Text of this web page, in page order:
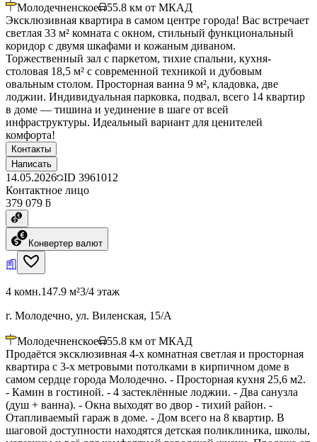
Молодечненское 55.8 км от МКАД
Эксклюзивная квартира в самом центре города! Вас встречает
светлая 33 м² комната с окном, стильный функциональный
коридор с двумя шкафами и кожаным диваном.
Торжественный зал с паркетом, тихие спальни, кухня-
столовая 18,5 м² с современной техникой и дубовым
овальным столом. Просторная ванна 9 м², кладовка, две
лоджии. Индивидуальная парковка, подвал, всего 14 квартир
в доме — тишина и уединение в шаге от всей
инфраструктуры. Идеальный вариант для ценителей
комфорта!
Контакты
Написать
14.05.2026 ID 3961012
Контактное лицо
379 079 ƃ
Конвертер валют
4 комн.147.9 м²3/4 этаж
г. Молодечно, ул. Виленская, 15/А
Молодечненское 55.8 км от МКАД
Продаётся эксклюзивная 4-х комнатная светлая и просторная
квартира с 3-х метровыми потолками в кирпичном доме в
самом сердце города Молодечно. - Просторная кухня 25,6 м2.
- Камин в гостиной. - 4 застеклённые лоджии. - Два санузла
(душ + ванна). - Окна выходят во двор - тихий район. -
Отапливаемый гараж в доме. - Дом всего на 8 квартир. В
шаговой доступности находятся детская поликлиника, школы,